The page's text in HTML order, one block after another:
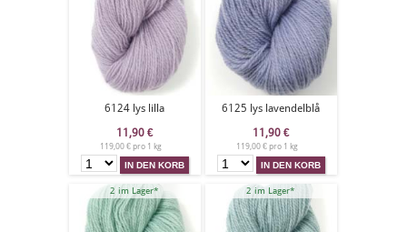
6124 lys lilla
11,90 €
119,00 € pro 1 kg
6125 lys lavendelblå
11,90 €
119,00 € pro 1 kg
2 im Lager* 2 im Lager*